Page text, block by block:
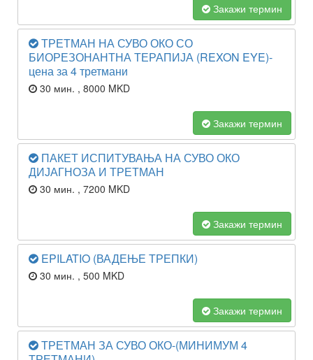
Закажи термин
ТРЕТМАН НА СУВО ОКО СО
БИОРЕЗОНАНТНА ТЕРАПИЈА (REXON EYE)-
цена за 4 третмани
30 мин. , 8000 MKD
Закажи термин
ПАКЕТ ИСПИТУВАЊА НА СУВО ОКО
ДИЈАГНОЗА И ТРЕТМАН
30 мин. , 7200 MKD
Закажи термин
EPILATIO (ВАДЕЊЕ ТРЕПКИ)
30 мин. , 500 MKD
Закажи термин
ТРЕТМАН ЗА СУВО ОКО-(МИНИМУМ 4